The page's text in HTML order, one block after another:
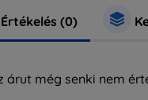
Értékelés (0)
árut még senki nem